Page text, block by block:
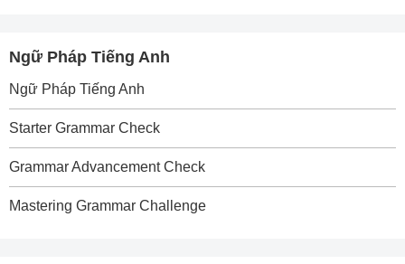
Ngữ Pháp Tiếng Anh
Ngữ Pháp Tiếng Anh
Starter Grammar Check
Grammar Advancement Check
Mastering Grammar Challenge